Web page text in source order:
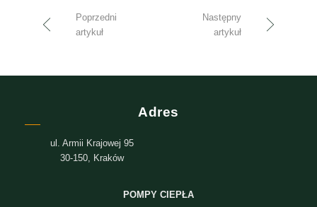
Poprzedni
artykuł
Następny
artykuł
Adres
ul. Armii Krajowej 95
30-150, Kraków
POMPY CIEPŁA